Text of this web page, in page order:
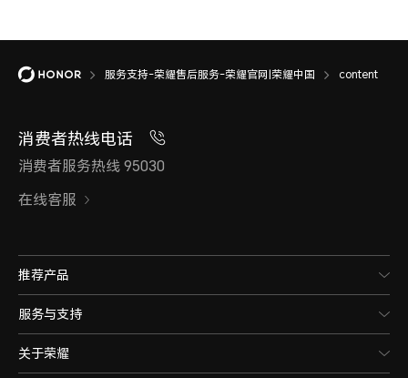
服务支持-荣耀售后服务-荣耀官网|荣耀中国 content
消费者热线电话
消费者服务热线 95030
在线客服
推荐产品
服务与支持
关于荣耀